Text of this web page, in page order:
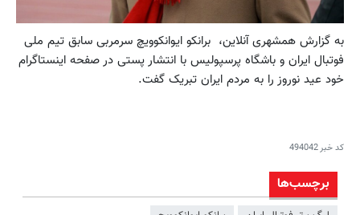
به گزارش همشهری آنلاین، برانکو ایوانکوویچ سرمربی سابق تیم ملی
فوتبال ایران و باشگاه پرسپولیس با انتشار پستی در صفحه اینستاگرام
خود عید نوروز را به مردم ایران تبریک گفت.
کد خبر494042
برچسب‌ها